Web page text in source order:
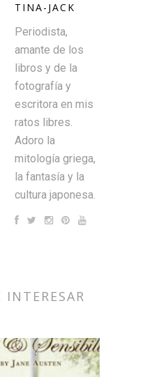
TINA-JACK
Periodista,
amante de los
libros y de la
fotografía y
escritora en mis
ratos libres.
Adoro la
mitología griega,
la fantasía y la
cultura japonesa.
INTERESAR